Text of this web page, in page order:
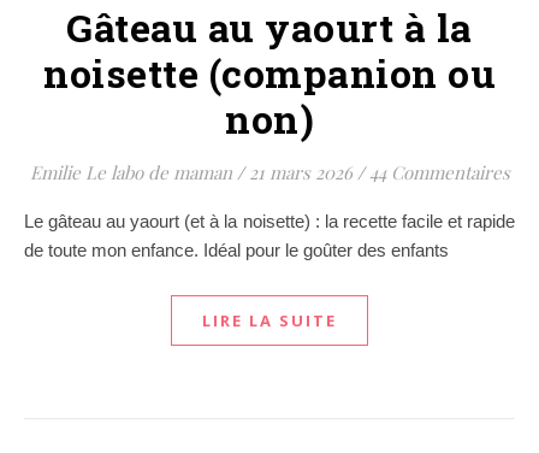
Gâteau au yaourt à la
noisette (companion ou
non)
Emilie Le labo de maman / 21 mars 2026 / 44 Commentaires
Le gâteau au yaourt (et à la noisette) : la recette facile et rapide
de toute mon enfance. Idéal pour le goûter des enfants
LIRE LA SUITE